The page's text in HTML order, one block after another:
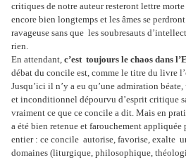
critiques de notre auteur resteront lettre
encore bien longtemps et les âmes se
ravageuse sans que les soubresauts
rien.
En attendant, c’est toujours le chaos dans
débat du concile est, comme le titre du livre
Jusqu’ici il n’y a eu qu’une admiration
et inconditionnel dépourvu d’esprit critique
vraiment ce que ce concile a dit. Mais en
a été bien retenue et farouchement appliquée
entier : ce concile autorise, favorise, exalte
domaines (liturgique, philosophique,